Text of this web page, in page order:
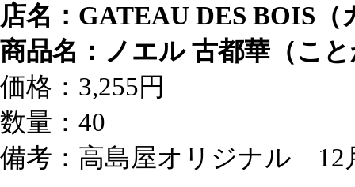
店名：GATEAU DES BOIS
商品名：ノエル 古都華（こ
価格：3,255円
数量：40
備考：高島屋オリジナル 12